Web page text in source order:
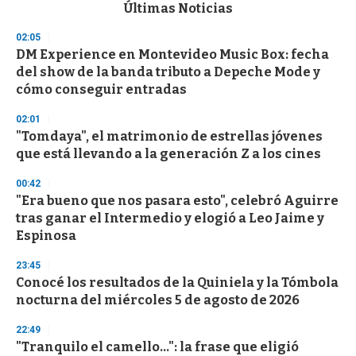
d
s
o
f
3
s
e
o
d
s
Últimas Noticias
02:05
DM Experience en Montevideo Music Box: fecha
del show de la banda tributo a Depeche Mode y
cómo conseguir entradas
02:01
"Tomdaya", el matrimonio de estrellas jóvenes
que está llevando a la generación Z a los cines
00:42
"Era bueno que nos pasara esto", celebró Aguirre
tras ganar el Intermedio y elogió a Leo Jaime y
Espinosa
23:45
Conocé los resultados de la Quiniela y la Tómbola
nocturna del miércoles 5 de agosto de 2026
22:49
"Tranquilo el camello...": la frase que eligió